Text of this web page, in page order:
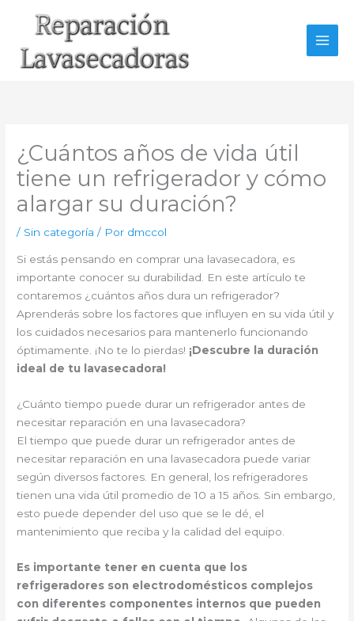
¿Cuántos años de vida útil
tiene un refrigerador y cómo
alargar su duración?
/ Sin categoría / Por dmccol
Si estás pensando en comprar una lavasecadora, es
importante conocer su durabilidad. En este artículo te
contaremos ¿cuántos años dura un refrigerador?
Aprenderás sobre los factores que influyen en su vida útil y
los cuidados necesarios para mantenerlo funcionando
óptimamente. ¡No te lo pierdas! ¡Descubre la duración
ideal de tu lavasecadora!
¿Cuánto tiempo puede durar un refrigerador antes de
necesitar reparación en una lavasecadora?
El tiempo que puede durar un refrigerador antes de
necesitar reparación en una lavasecadora puede variar
según diversos factores. En general, los refrigeradores
tienen una vida útil promedio de 10 a 15 años. Sin embargo,
esto puede depender del uso que se le dé, el
mantenimiento que reciba y la calidad del equipo.
Es importante tener en cuenta que los
refrigeradores son electrodomésticos complejos
con diferentes componentes internos que pueden